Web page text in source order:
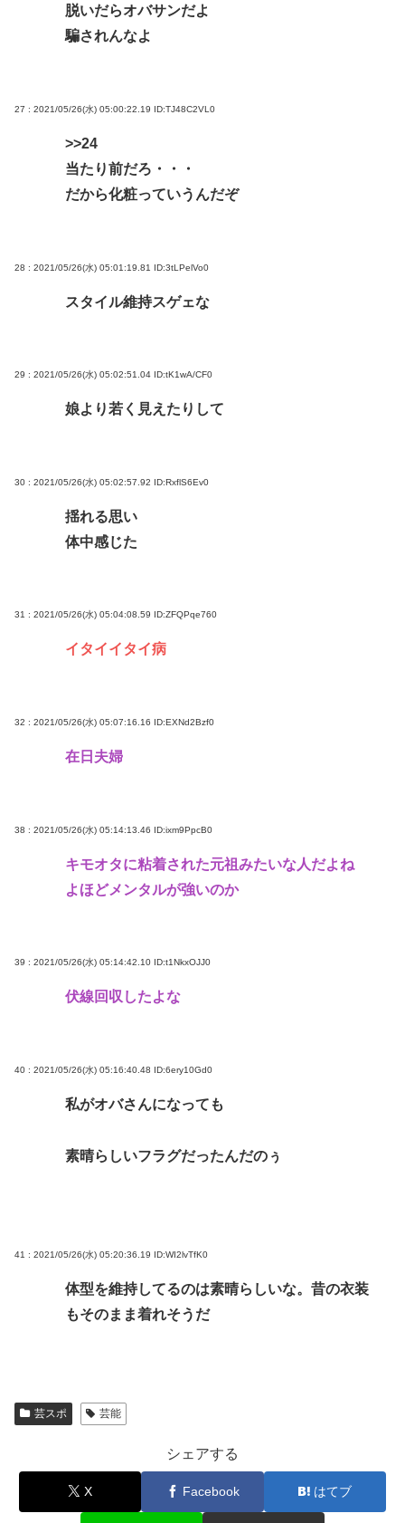
脱いだらオバサンだよ
騙されんなよ
27 : 2021/05/26(水) 05:00:22.19 ID:TJ48C2VL0
>>24
当たり前だろ・・・
だから化粧っていうんだぞ
28 : 2021/05/26(水) 05:01:19.81 ID:3tLPelVo0
スタイル維持スゲェな
29 : 2021/05/26(水) 05:02:51.04 ID:tK1wA/CF0
娘より若く見えたりして
30 : 2021/05/26(水) 05:02:57.92 ID:RxflS6Ev0
揺れる思い
体中感じた
31 : 2021/05/26(水) 05:04:08.59 ID:ZFQPqe760
イタイイタイ病
32 : 2021/05/26(水) 05:07:16.16 ID:EXNd2Bzf0
在日夫婦
38 : 2021/05/26(水) 05:14:13.46 ID:ixm9PpcB0
キモオタに粘着された元祖みたいな人だよね
よほどメンタルが強いのか
39 : 2021/05/26(水) 05:14:42.10 ID:t1NkxOJJ0
伏線回収したよな
40 : 2021/05/26(水) 05:16:40.48 ID:6ery10Gd0
私がオバさんになっても
素晴らしいフラグだったんだのぅ
41 : 2021/05/26(水) 05:20:36.19 ID:WI2lvTfK0
体型を維持してるのは素晴らしいな。昔の衣装
もそのまま着れそうだ
芸スポ 芸能
シェアする
X Facebook はてブ